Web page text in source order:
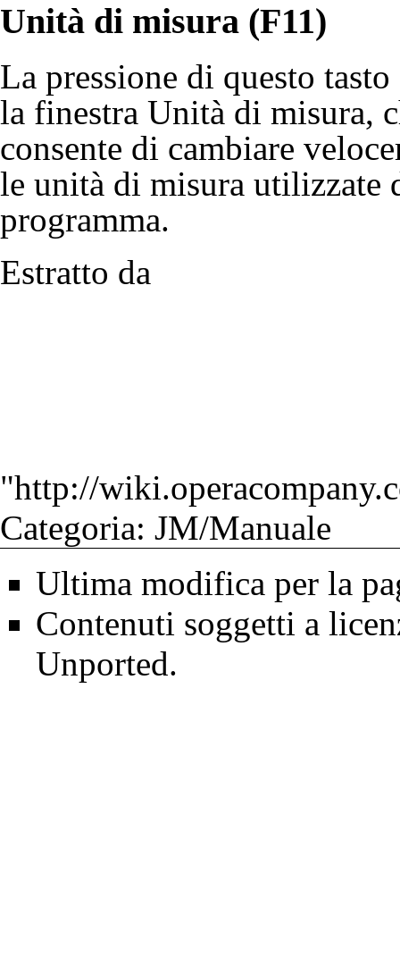
Unità di misura (F11)
La pressione di questo tasto
la finestra Unità di misura,
consente di cambiare
le unità di misura utilizzate
programma.
Estratto da
"http://
Categoria: JM/Manuale
Ultima modifica per la
Contenuti soggetti a
Unported.